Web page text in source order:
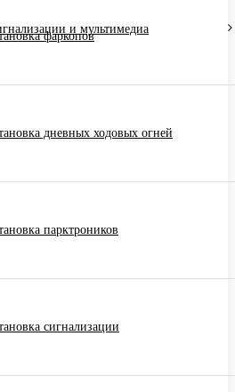
и мультимедиа
фаркопов
дневных ходовых огней
парктроников
сигнализации